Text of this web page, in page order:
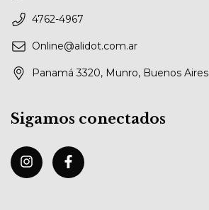
4762-4967
Online@alidot.com.ar
Panamá 3320, Munro, Buenos Aires
Sigamos conectados